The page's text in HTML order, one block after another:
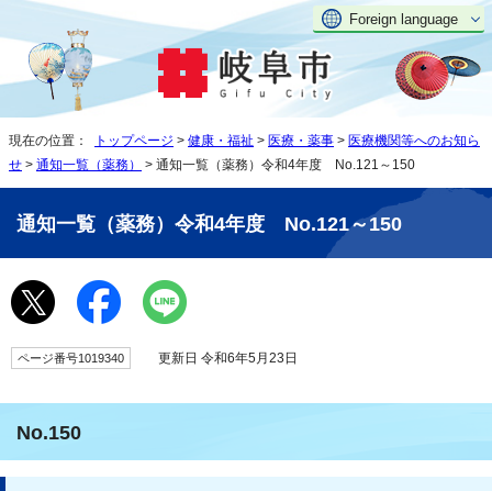
Foreign language
現在の位置： トップページ > 健康・福祉 > 医療・薬事 > 医療機関等へのお知ら
せ > 通知一覧（薬務） > 通知一覧（薬務）令和4年度 No.121～150
通知一覧（薬務）令和4年度 No.121～150
ページ番号1019340 更新日 令和6年5月23日
No.150